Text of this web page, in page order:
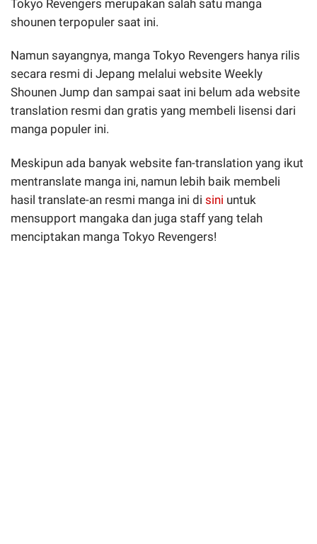
Tokyo Revengers merupakan salah satu manga
shounen terpopuler saat ini.
Namun sayangnya, manga Tokyo Revengers hanya rilis
secara resmi di Jepang melalui website Weekly
Shounen Jump dan sampai saat ini belum ada website
translation resmi dan gratis yang membeli lisensi dari
manga populer ini.
Meskipun ada banyak website fan-translation yang ikut
mentranslate manga ini, namun lebih baik membeli
hasil translate-an resmi manga ini di sini untuk
mensupport mangaka dan juga staff yang telah
menciptakan manga Tokyo Revengers!